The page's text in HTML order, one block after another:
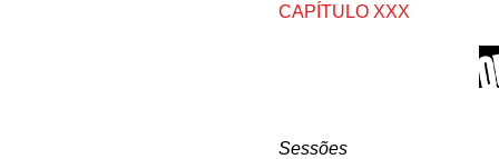
CAPÍTULO XXX
Sessões